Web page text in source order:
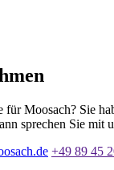
für Moosach? Sie
sprechen Sie mit
+49 89 45